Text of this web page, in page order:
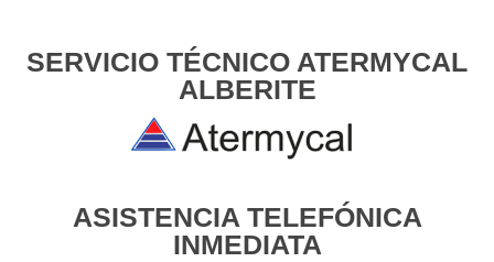
SERVICIO TÉCNICO ATERMYCAL
ALBERITE
ASISTENCIA TELEFÓNICA
INMEDIATA